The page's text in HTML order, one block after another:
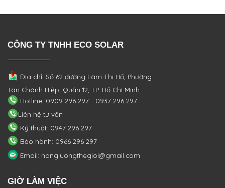
CÔNG TY TNHH ECO SOLAR
Địa chỉ: Số 62 đường Lâm Thị Hố, Phường
Tân Chánh Hiệp, Quận 12, TP. Hồ Chí Minh
Hotline: 0909 296 297 - 0937 296 297
Liên hệ tư vấn
Kỹ thuật: 0947 296 297
Bảo hành: 0966 296 297
Email: nangluongthegioi@gmail.com
GIỜ LÀM VIỆC